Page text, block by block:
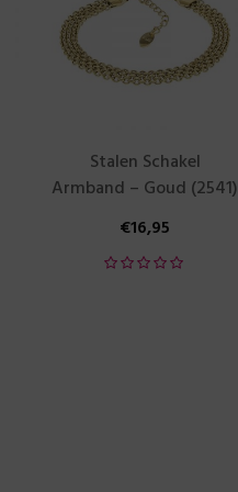
Stalen Schakel
Armband – Goud (2541)
€16,95